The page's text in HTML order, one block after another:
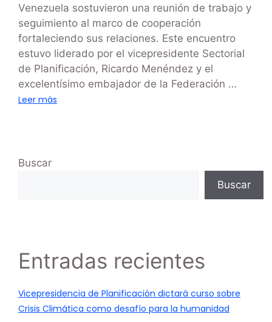
Venezuela sostuvieron una reunión de trabajo y
seguimiento al marco de cooperación
fortaleciendo sus relaciones. Este encuentro
estuvo liderado por el vicepresidente Sectorial
de Planificación, Ricardo Menéndez y el
excelentísimo embajador de la Federación …
Leer más
Buscar
Buscar
Entradas recientes
Vicepresidencia de Planificación dictará curso sobre
Crisis Climática como desafío para la humanidad